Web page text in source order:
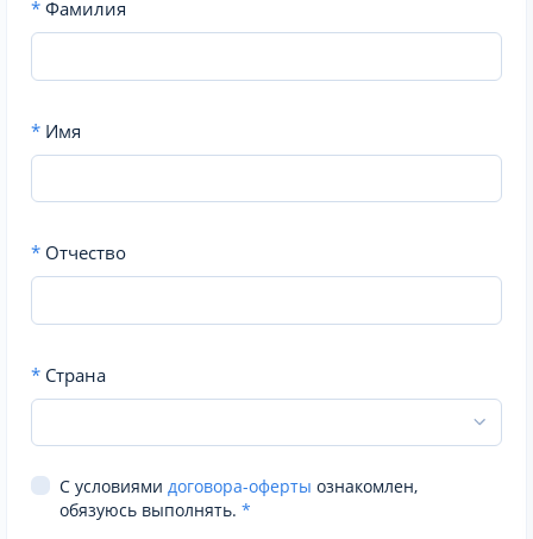
* Фамилия
* Имя
* Отчество
* Страна
С условиями договора-оферты ознакомлен,
обязуюсь выполнять. *